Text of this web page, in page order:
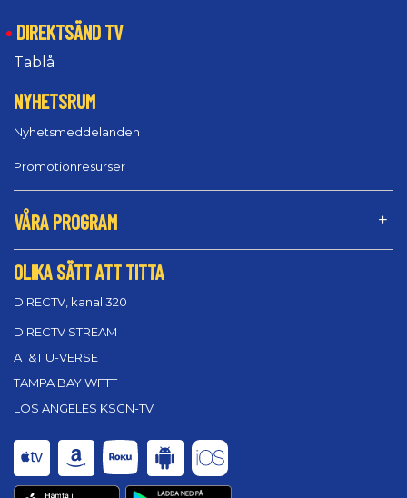
DIREKTSÄND TV
Tablå
NYHETSRUM
Nyhetsmeddelanden
Promotionresurser
VÅRA PROGRAM
OLIKA SÄTT ATT TITTA
DIRECTV, kanal 320
DIRECTV STREAM
AT&T U-VERSE
TAMPA BAY WFTT
LOS ANGELES KSCN-TV